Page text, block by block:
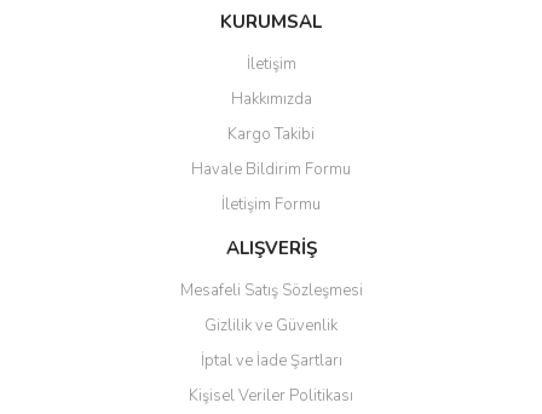
Bu ürüne ilk yorumu siz yapın!
Ürün resmi kalitesiz, bozuk veya görüntülenemiyor.
Ürün açıklamasında eksik bilgiler bulunuyor.
Ürün bilgilerinde hatalar bulunuyor.
Ürün fiyatı diğer sitelerden daha pahalı.
Bu ürüne benzer farklı alternatifler olmalı.
Gönder
KURUMSAL
İletişim
Hakkımızda
Kargo Takibi
Havale Bildirim Formu
İletişim Formu
ALIŞVERİŞ
Mesafeli Satış Sözleşmesi
Gizlilik ve Güvenlik
İptal ve İade Şartları
Kişisel Veriler Politikası